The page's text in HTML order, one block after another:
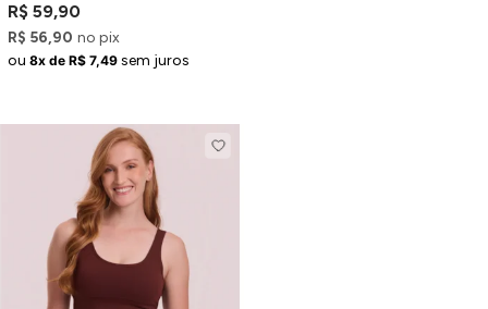
R$ 59,90
R$ 56,90 no pix
ou 8x de R$ 7,49 sem juros